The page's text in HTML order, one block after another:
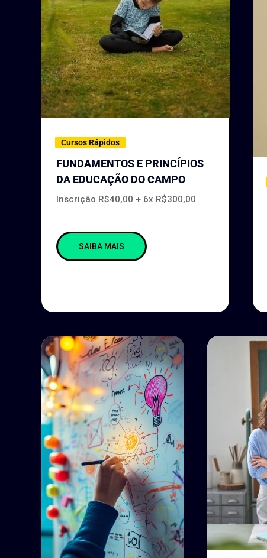
Cursos Rápidos
FUNDAMENTOS E PRINCÍPIOS
DA EDUCAÇÃO DO CAMPO
Inscrição R$40,00 + 6x R$300,00
SAIBA MAIS